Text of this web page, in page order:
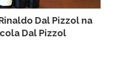
Dal Pizzol na
Dal Pizzol